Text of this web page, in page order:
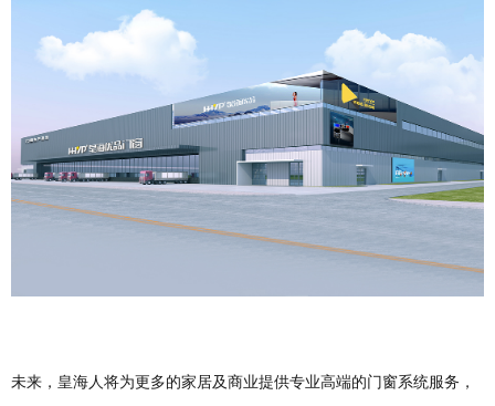
未来，皇海人将为更多的家居及商业提供专业高端的门窗系统服务，